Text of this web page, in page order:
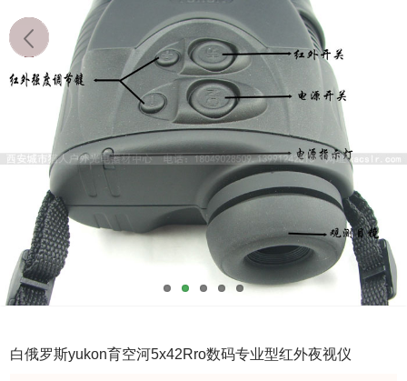
白俄罗斯yukon育空河5x42Rro数码专业型红外夜视仪